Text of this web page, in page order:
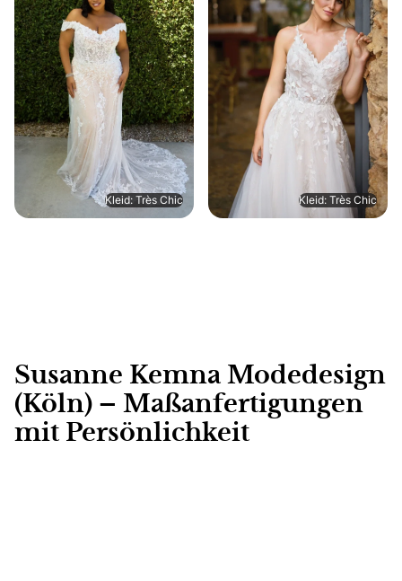
Kleid: Très Chic Kleid: Très Chic
Susanne Kemna Modedesign
(Köln) – Maßanfertigungen
mit Persönlichkeit